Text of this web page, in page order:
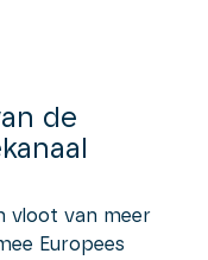
de
vloot van meer
Europees